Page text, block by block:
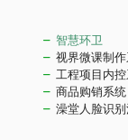
智慧环卫
视界微课制
工程项目内
商品购销系统
澡堂人脸识